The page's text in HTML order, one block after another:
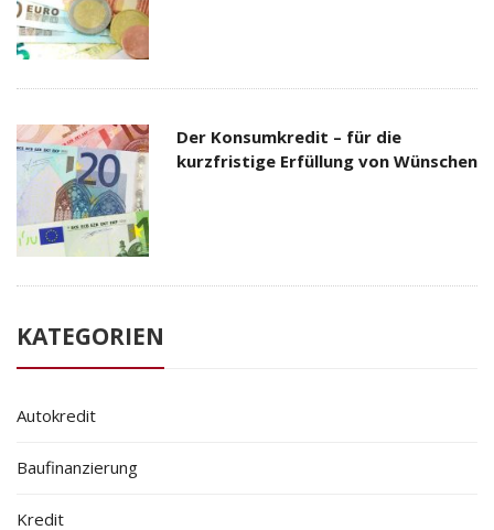
Der Konsumkredit – für die
kurzfristige Erfüllung von Wünschen
KATEGORIEN
Autokredit
Baufinanzierung
Kredit